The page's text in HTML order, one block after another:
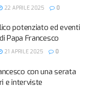
22 APRILE 2025 0
potenziato ed eventi
Papa Francesco
21 APRILE 2025 0
con una serata
e interviste